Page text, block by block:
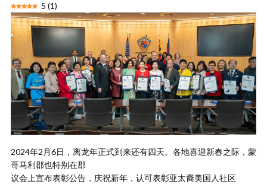
5 (1)
2024年2月6日，离龙年正式到来还有四天。各地喜迎新春之际，蒙
哥马利郡也特别在郡
议会上宣布表彰公告，庆祝新年，认可表彰亚太裔美国人社区